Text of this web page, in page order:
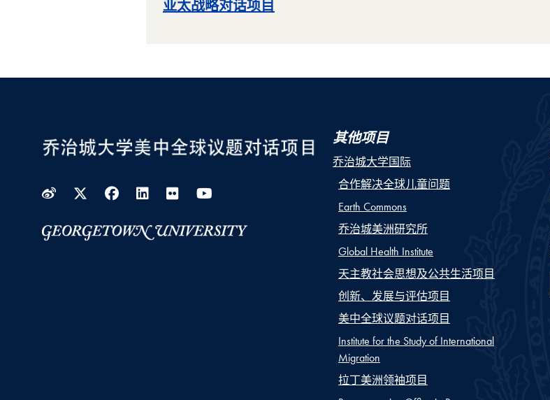
亚太战略对话项目
WeiboTwitter
Facebook
LinkedIn
Flickr
其他项目
乔治城大学国际
合作解决全球儿童问题
Earth Commons
乔治城美洲研究所
Global Health Institute
天主教社会思想及公共生活项目
创新、发展与评估项目
美中全球议题对话项目
Institute for the Study of International
Migration
拉丁美洲领袖项目